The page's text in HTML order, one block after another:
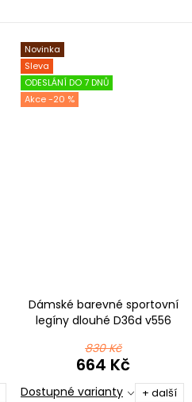
Novinka
Sleva
ODESLÁNÍ DO 7 DNŮ
-20 %
Dámské barevné sportovní
legíny dlouhé D36d v556
830 Kč
664 Kč
Dostupné varianty + další